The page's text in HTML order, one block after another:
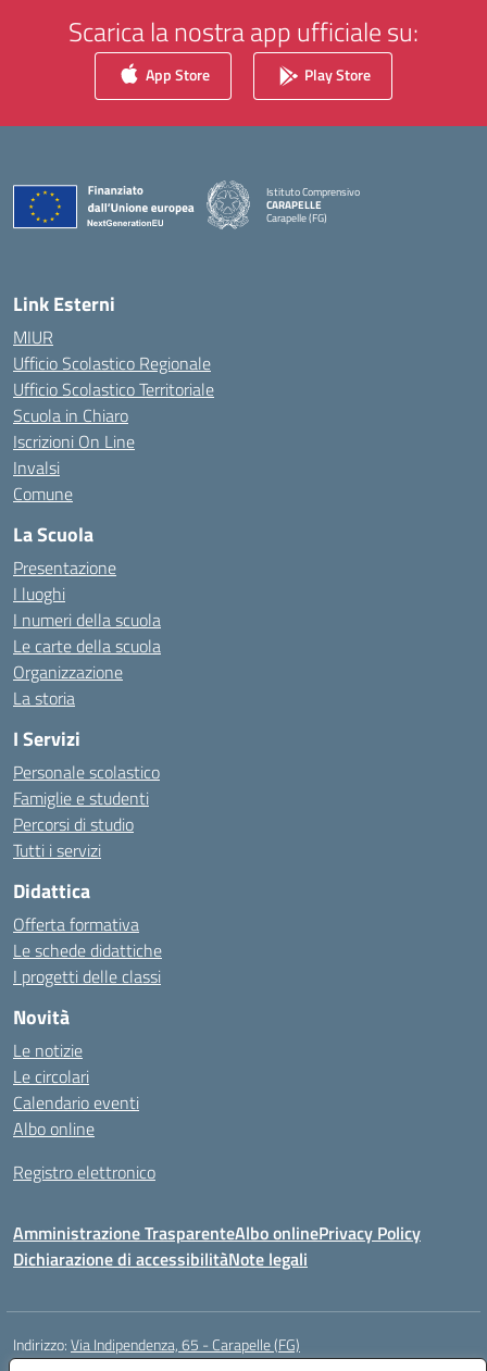
Scarica la nostra app ufficiale su:
App Store Play Store
Istituto Comprensivo
CARAPELLE
Carapelle (FG)
— Visita la pagina iniziale della scuola
Link Esterni
MIUR
Ufficio Scolastico Regionale
Ufficio Scolastico Territoriale
Scuola in Chiaro
Iscrizioni On Line
Invalsi
Comune
La Scuola
Presentazione
I luoghi
I numeri della scuola
Le carte della scuola
Organizzazione
La storia
I Servizi
Personale scolastico
Famiglie e studenti
Percorsi di studio
Tutti i servizi
Didattica
Offerta formativa
Le schede didattiche
I progetti delle classi
Novità
Le notizie
Le circolari
Calendario eventi
Albo online
Registro elettronico
Amministrazione TrasparenteAlbo onlinePrivacy Policy
Dichiarazione di accessibilitàNote legali
Indirizzo:Via Indipendenza, 65 - Carapelle (FG)